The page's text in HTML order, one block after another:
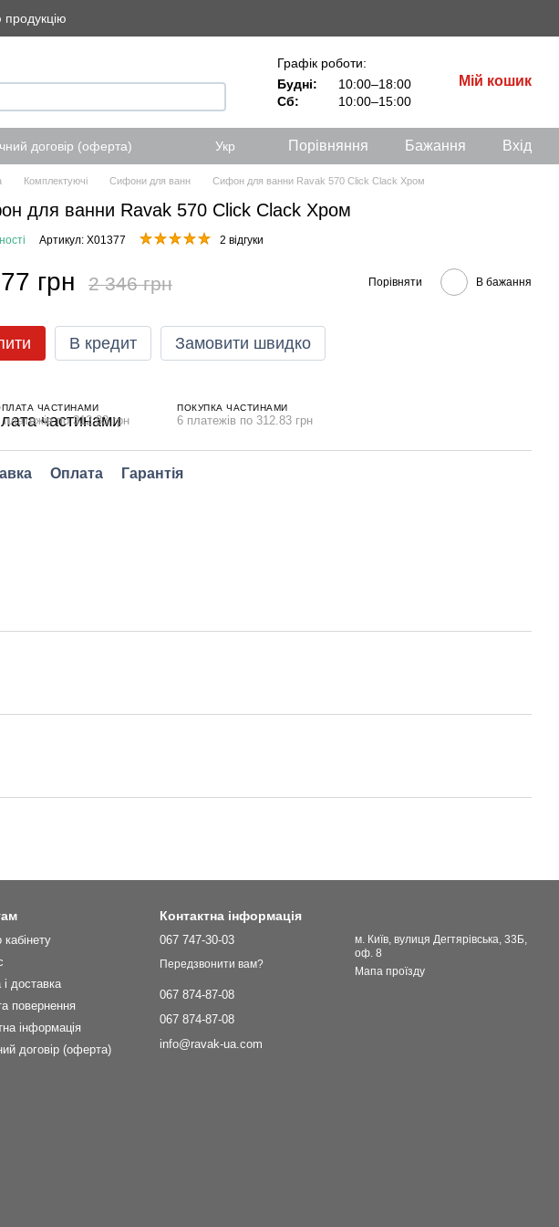
Графік роботи:
Будні:
10:00–18:00
Сб:
10:00–15:00
Мій кошик
договір (оферта) Укр Порівняння Бажання Вхід
Комплектуючі Сифони для ванн Сифон для ванни Ravak 570 Click Clack Хром
для ванни Ravak 570 Click Clack Хром
Артикул: X01377 2 відгуки
грн 2 346 грн Порівняти В бажання
В кредит Замовити швидко
ЧАСТИНАМИ
платежів по 312.83 грн
ПОКУПКА ЧАСТИНАМИ
6 платежів по 312.83 грн
Оплата Гарантія
кабінету
доставка
повернення
інформація
договір (оферта)
Контактна інформація
067 747-30-03
Передзвонити вам?
067 874-87-08
067 874-87-08
info@ravak-ua.com
м. Київ, вулиця Дегтярівська, 33Б,
оф. 8
Мапа проїзду